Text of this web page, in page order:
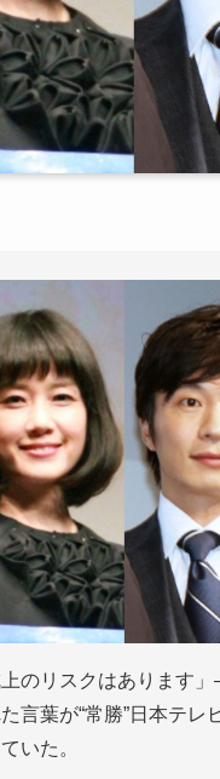
上のリスクはあります
言葉が“常勝”日本テレ
いた。